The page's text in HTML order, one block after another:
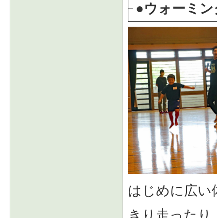
●ウォーミ
はじめに広い
きり走った